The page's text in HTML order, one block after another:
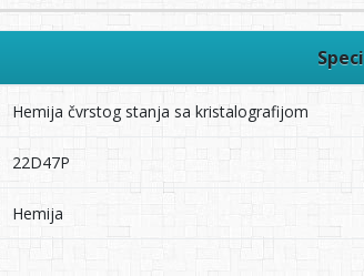
Hemija čvrstog stanja sa kristalografijom
22D47P
Hemija